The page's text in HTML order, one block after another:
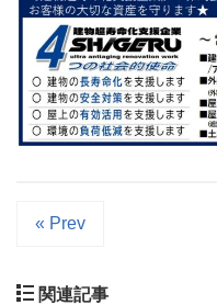
« Prev
関連記事